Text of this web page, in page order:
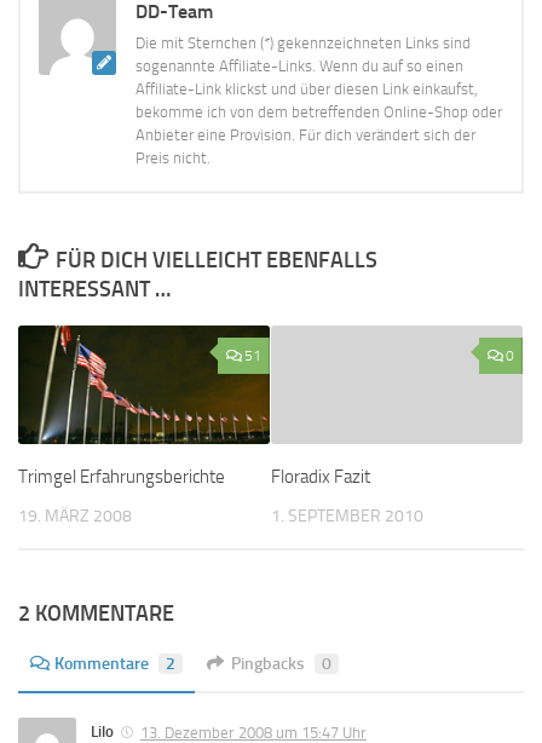
DD-Team
Die mit Sternchen (*) gekennzeichneten Links sind
sogenannte Affiliate-Links. Wenn du auf so einen
Affiliate-Link klickst und über diesen Link einkaufst,
bekomme ich von dem betreffenden Online-Shop oder
Anbieter eine Provision. Für dich verändert sich der
Preis nicht.
FÜR DICH VIELLEICHT EBENFALLS
INTERESSANT …
51
Trimgel Erfahrungsberichte
19. MÄRZ 2008
0
Floradix Fazit
1. SEPTEMBER 2010
2 KOMMENTARE
Kommentare 2 Pingbacks 0
Lilo
13. Dezember 2008 um 15:47 Uhr